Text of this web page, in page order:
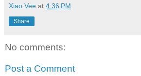
Xiao Vee at 4:36 PM
Share
No comments:
Post a Comment